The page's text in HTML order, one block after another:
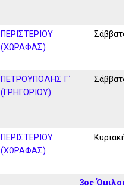
ΠΕΡΙΣΤΕΡΙΟΥ
(ΧΩΡΑΦΑΣ)
Σάββατο
ΠΕΤΡΟΥΠΟΛΗΣ Γ΄
(ΓΡΗΓΟΡΙΟΥ)
Σάββατο
ΠΕΡΙΣΤΕΡΙΟΥ
(ΧΩΡΑΦΑΣ)
Κυριακή